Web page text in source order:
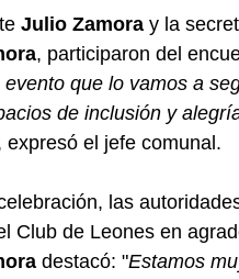
Julio Zamora y la
, participaron del
que lo vamos a
de inclusión y
expresó el jefe comunal.
las
Club de Leones en
destacó: "Estamos